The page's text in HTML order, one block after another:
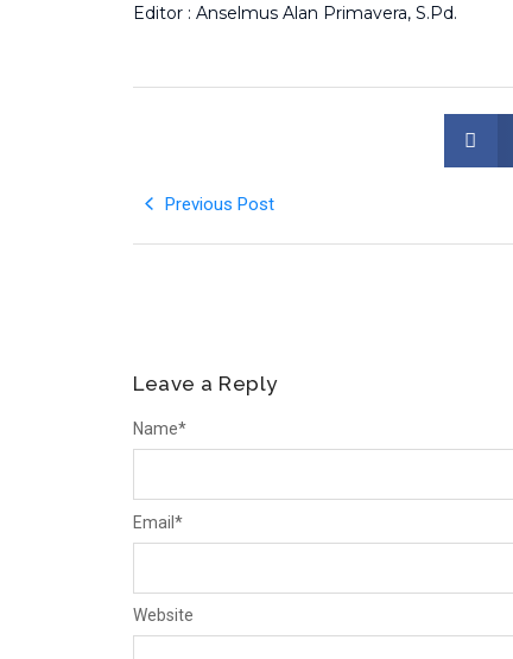
Editor : Anselmus Alan Primavera, S.Pd.
Previous Post
Leave a Reply
Name*
Email *
Website